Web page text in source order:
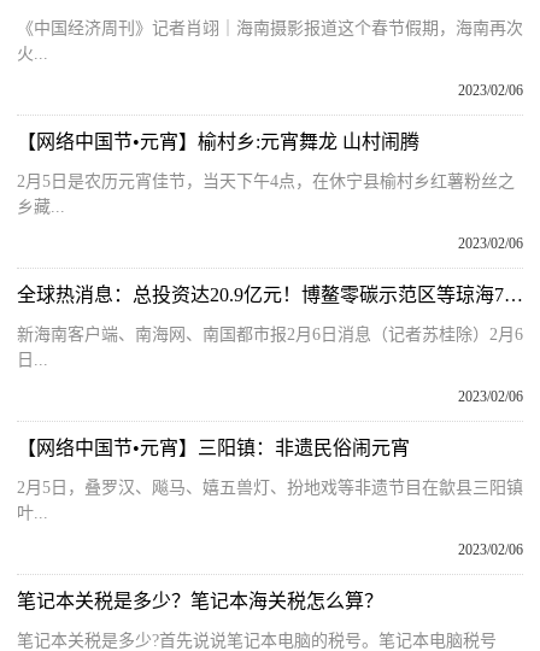
《中国经济周刊》记者肖翊｜海南摄影报道这个春节假期，海南再次
火...
2023/02/06
【网络中国节•元宵】榆村乡:元宵舞龙 山村闹腾
2月5日是农历元宵佳节，当天下午4点，在休宁县榆村乡红薯粉丝之
乡藏...
2023/02/06
全球热消息：总投资达20.9亿元！博鳌零碳示范区等琼海7个项目集中开工
新海南客户端、南海网、南国都市报2月6日消息（记者苏桂除）2月6
日...
2023/02/06
【网络中国节•元宵】三阳镇：非遗民俗闹元宵
2月5日，叠罗汉、飚马、嬉五兽灯、扮地戏等非遗节目在歙县三阳镇
叶...
2023/02/06
笔记本关税是多少？笔记本海关税怎么算？
笔记本关税是多少?首先说说笔记本电脑的税号。笔记本电脑税号